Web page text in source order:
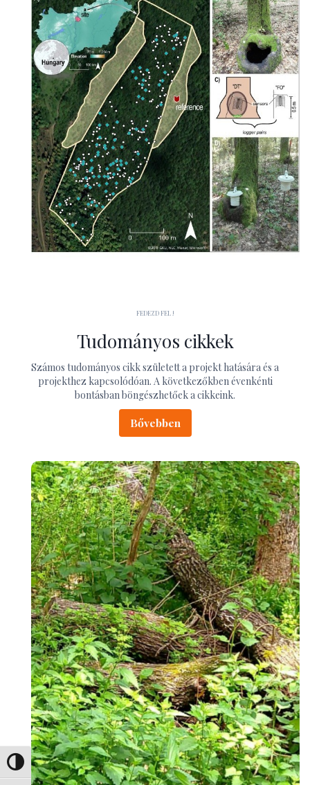
Umschalten auf hohe Kontraste
FEDEZD FEL !
Tudományos cikkek
Számos tudományos cikk született a projekt hatására és a
projekthez kapcsolódóan. A következőkben évenkénti
bontásban böngészhetőek a cikkeink.
Bővebben